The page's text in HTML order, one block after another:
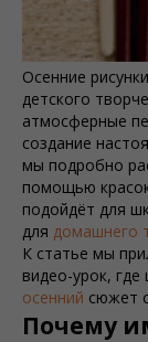
Осенние
детского
атмосферные
создание
мы подробно
помощью
подойдёт для
для домашнего
К статье мы
видео-урок,
осенний сюжет
Почему